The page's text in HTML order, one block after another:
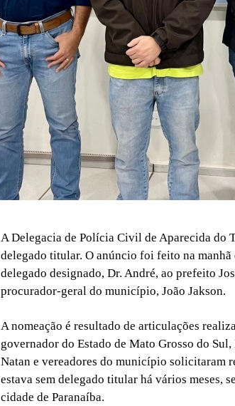
A Delegacia de Polícia Civil de Aparecida do
delegado titular. O anúncio foi feito na
delegado designado, Dr. André, ao prefeito
procurador-geral do município, João Jakson.
A nomeação é resultado de articulações
governador do Estado de Mato Grosso do
Natan e vereadores do município solicitaram
estava sem delegado titular há vários meses,
cidade de Paranaíba.